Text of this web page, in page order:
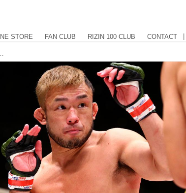
STORE FAN CLUB RIZIN 100 CLUB CONTACT